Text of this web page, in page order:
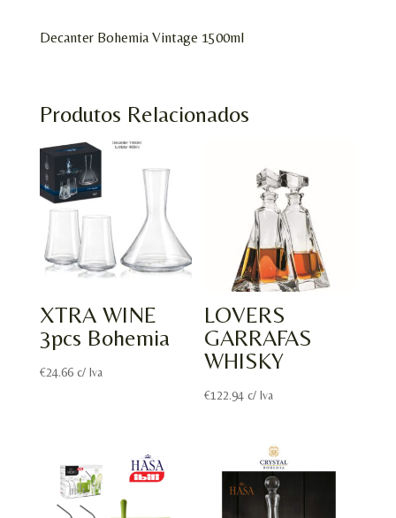
Decanter Bohemia Vintage 1500ml
Produtos Relacionados
XTRA WINE
3pcs Bohemia
€24.66 c/ Iva
LOVERS
GARRAFAS
WHISKY
€122.94 c/ Iva